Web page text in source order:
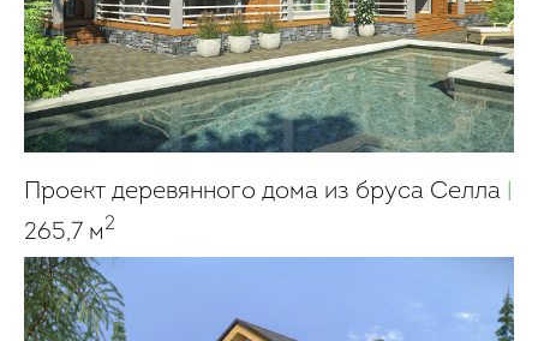
Проект деревянного дома из бруса Селла
265,7 м2